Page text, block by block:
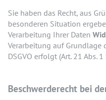
Sie haben das Recht, aus
besonderen Situation
Verarbeitung Ihrer Daten
Verarbeitung auf Grundlage
DSGVO erfolgt (Art. 21 Abs. 1
Beschwerderecht bei